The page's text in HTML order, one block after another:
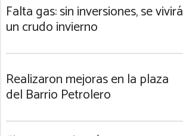
Falta gas: sin inversiones, se vivirá
un crudo invierno
Realizaron mejoras en la plaza
del Barrio Petrolero